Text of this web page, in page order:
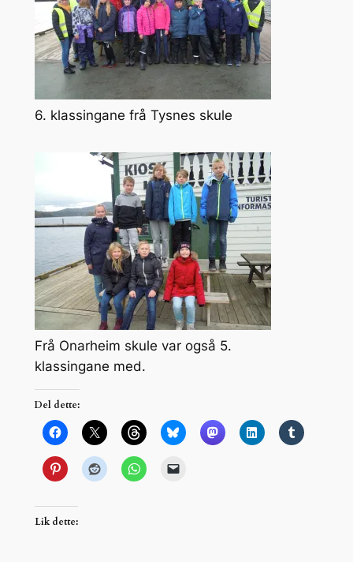
6. klassingane frå Tysnes skule
Frå Onarheim skule var også 5.
klassingane med.
Del dette:
Lik dette: